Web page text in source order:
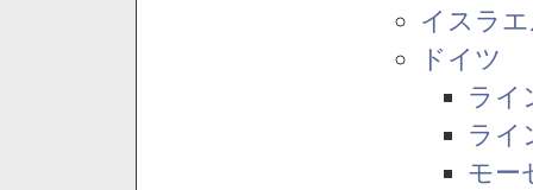
イスラ
ドイツ
ライ
ライ
モー